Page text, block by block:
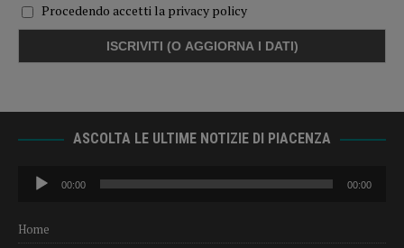
Procedendo accetti la privacy policy
ASCOLTA LE ULTIME NOTIZIE DI PIACENZA
Audio
Player
00:00 00:00
Home